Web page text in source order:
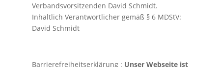
Verbandsvorsitzenden David Schmidt.
Inhaltlich Verantwortlicher gemäß § 6 MDStV:
David Schmidt
Barrierefreiheitserklärung : Unser Webseite ist